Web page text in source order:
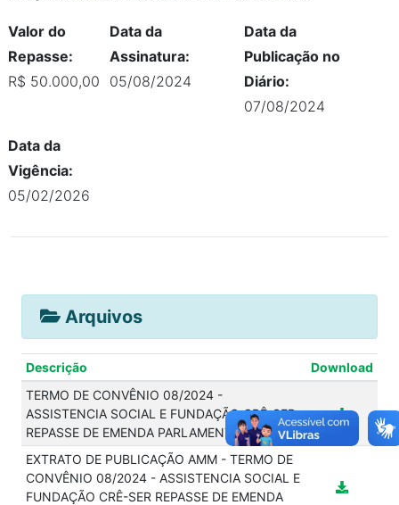
Valor do
Repasse:
R$ 50.000,00
Data da
Assinatura:
05/08/2024
Data da
Publicação no
Diário:
07/08/2024
Data da
Vigência:
05/02/2026
Arquivos
Descrição
Download
TERMO DE CONVÊNIO 08/2024 -
ASSISTENCIA SOCIAL E FUNDAÇÃO CRÊ-SER
REPASSE DE EMENDA PARLAMENTAR
EXTRATO DE PUBLICAÇÃO AMM - TERMO DE
CONVÊNIO 08/2024 - ASSISTENCIA SOCIAL E
FUNDAÇÃO CRÊ-SER REPASSE DE EMENDA